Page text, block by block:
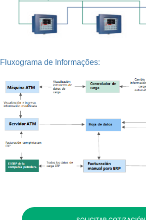
Fluxograma de Informações: